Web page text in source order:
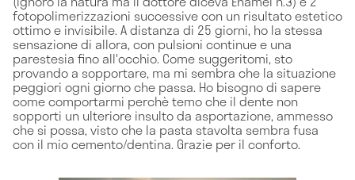
fotopolimerizzazioni successive con un risultato estetico
ottimo e invisibile. A distanza di 25 giorni, ho la stessa
sensazione di allora, con pulsioni continue e una
parestesia fino all'occhio. Come suggeritomi, sto
provando a sopportare, ma mi sembra che la situazione
peggiori ogni giorno che passa. Ho bisogno di sapere
come comportarmi perchè temo che il dente non
sopporti un ulteriore insulto da asportazione, ammesso
che si possa, visto che la pasta stavolta sembra fusa
con il mio cemento/dentina. Grazie per il conforto.